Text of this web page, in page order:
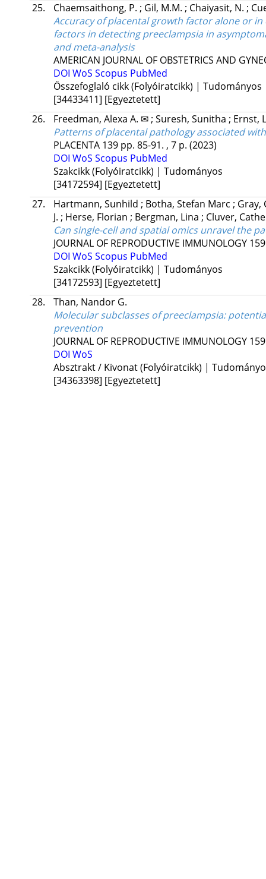
25.
Chaemsaithong, P. ; Gil, M.M. ; Chaiyasit, N. ;
Accuracy of placental growth factor alone or
factors in detecting preeclampsia in
and meta-analysis
AMERICAN JOURNAL OF OBSTETRICS AND
DOI WoS Scopus PubMed
Összefoglaló cikk (Folyóiratcikk) | Tudományos
[34433411] [Egyeztetett]
26.
Freedman, Alexa A. ✉ ; Suresh, Sunitha ; Ernst,
Patterns of placental pathology associated
PLACENTA 139 pp. 85-91. , 7 p. (2023)
DOI WoS Scopus PubMed
Szakcikk (Folyóiratcikk) | Tudományos
[34172594] [Egyeztetett]
27.
Hartmann, Sunhild ; Botha, Stefan Marc ; Gray,
J. ; Herse, Florian ; Bergman, Lina ; Cluver,
Can single-cell and spatial omics unravel the
JOURNAL OF REPRODUCTIVE IMMUNOLOGY 159
DOI WoS Scopus PubMed
Szakcikk (Folyóiratcikk) | Tudományos
[34172593] [Egyeztetett]
28.
Than, Nandor G.
Molecular subclasses of preeclampsia:
prevention
JOURNAL OF REPRODUCTIVE IMMUNOLOGY 159
DOI WoS
Absztrakt / Kivonat (Folyóiratcikk) |
[34363398] [Egyeztetett]